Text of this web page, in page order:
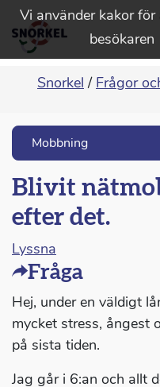
Vi använder kakor
besökaren
Snorkel / Frågor
Mobbning
Blivit
efter det.
Lyssna
Fråga
Hej, under en väldigt
mycket stress, ångest
på sista tiden.
Jag går i 6:an och allt